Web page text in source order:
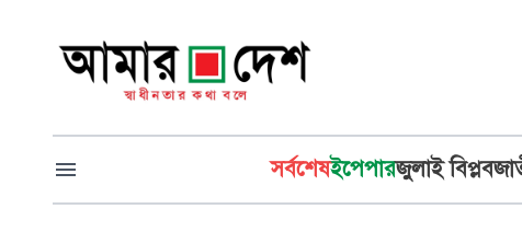
সর্বশেষইপেপারজুলাই বিপ্লব